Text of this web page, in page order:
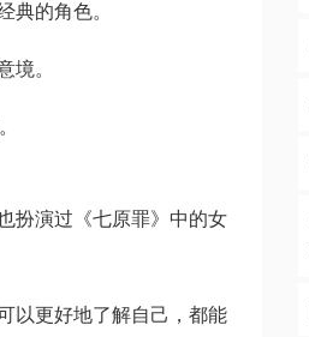
典的角色。
境。
扮演过《七原罪》中的女
以更好地了解自己，都能